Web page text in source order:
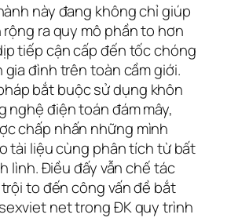
này đang không chỉ giúp
ra quy mô phần to hơn
tiếp cận cấp đến tốc chóng
đình trên toàn cầm giới.
bắt buộc sử dụng khôn
nghệ điện toán đám mây,
chấp nhấn những mình
tài liệu cùng phân tích từ bất
lình. Điều đấy vẫn chế tác
to đến công vấn đề bắt
net trong ĐK quy trình